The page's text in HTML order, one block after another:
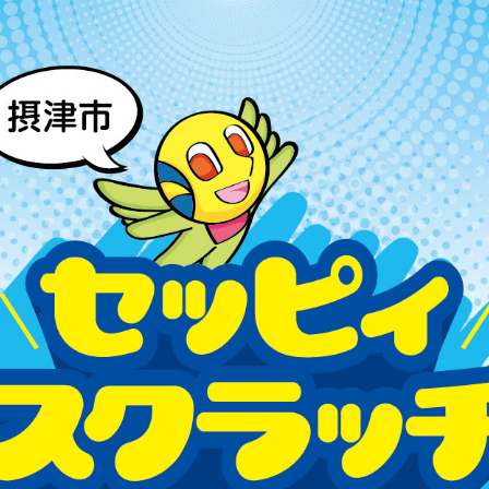
コ
ン
テ
ン
ツ
ス
キ
ッ
プ